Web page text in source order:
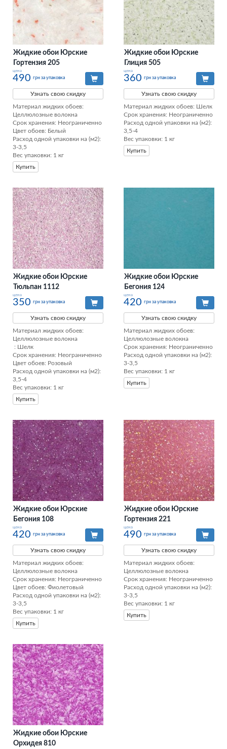
Жидкие обои Юрские
Гортензия 205
цена
490 грн за упаковка
Узнать свою скидку
Материал жидких обоев:
Целлюлозные волокна
Срок хранения: Неограниченно
Цвет обоев: Белый
Расход одной упаковки на (м2):
3-3,5
Вес упаковки: 1 кг
Купить
Жидкие обои Юрские
Глиция 505
цена
360 грн за упаковка
Узнать свою скидку
Материал жидких обоев: Шелк
Срок хранения: Неограниченно
Расход одной упаковки на (м2):
3,5-4
Вес упаковки: 1 кг
Купить
Жидкие обои Юрские
Тюльпан 1112
цена
350 грн за упаковка
Узнать свою скидку
Материал жидких обоев:
Целлюлозные волокна
: Шелк
Срок хранения: Неограниченно
Цвет обоев: Розовый
Расход одной упаковки на (м2):
3,5-4
Вес упаковки: 1 кг
Купить
Жидкие обои Юрские
Бегония 124
цена
420 грн за упаковка
Узнать свою скидку
Материал жидких обоев:
Целлюлозные волокна
Срок хранения: Неограниченно
Расход одной упаковки на (м2):
3-3,5
Вес упаковки: 1 кг
Купить
Жидкие обои Юрские
Бегония 108
цена
420 грн за упаковка
Узнать свою скидку
Материал жидких обоев:
Целлюлозные волокна
Срок хранения: Неограниченно
Цвет обоев: Фиолетовый
Расход одной упаковки на (м2):
3-3,5
Вес упаковки: 1 кг
Купить
Жидкие обои Юрские
Гортензия 221
цена
490 грн за упаковка
Узнать свою скидку
Материал жидких обоев:
Целлюлозные волокна
Срок хранения: Неограниченно
Расход одной упаковки на (м2):
3-3,5
Вес упаковки: 1 кг
Купить
Жидкие обои Юрские
Орхидея 810